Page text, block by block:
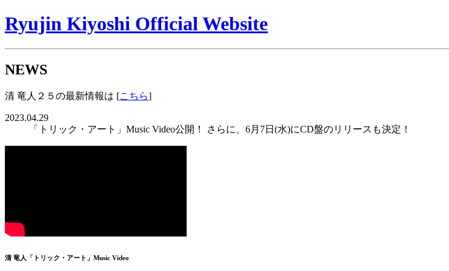
Ryujin Kiyoshi Official Website
NEWS
清 竜人２５の最新情報は [こちら]
2023.04.29
「トリック・アート」Music Video公開！ さらに、6月7日(水)にCD盤のリリースも決定！
清 竜人「トリック・アート」Music Video